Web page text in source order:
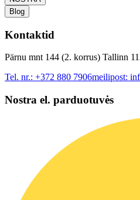
Blog
Kontaktid
Pärnu mnt 144 (2. korrus) Tallinn
Tel. nr.: +372 880 7906meilipost:
Nostra el. parduotuvės